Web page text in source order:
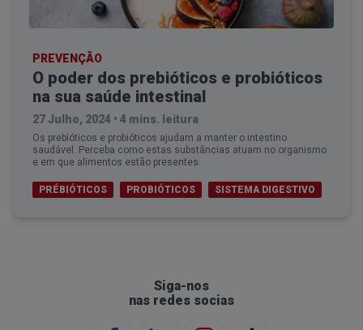
PREVENÇÃO
O poder dos prebióticos e probióticos
na sua saúde intestinal
27 Julho, 2024 • 4 mins. leitura
Os prebióticos e probióticos ajudam a manter o intestino
saudável. Perceba como estas substâncias atuam no organismo
e em que alimentos estão presentes.
PRÉBIÓTICOS PROBIÓTICOS SISTEMA DIGESTIVO
Siga-nos
nas redes socias